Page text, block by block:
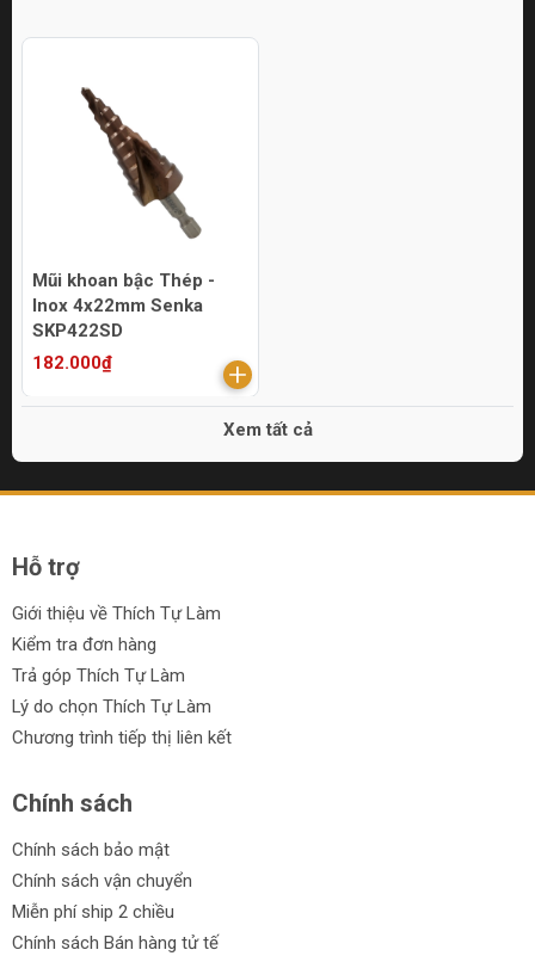
Mũi khoan bậc Thép -
Inox 4x22mm Senka
SKP422SD
182.000₫
Xem tất cả
Hỗ trợ
Giới thiệu về Thích Tự Làm
Kiểm tra đơn hàng
Trả góp Thích Tự Làm
Lý do chọn Thích Tự Làm
Chương trình tiếp thị liên kết
Chính sách
Chính sách bảo mật
Chính sách vận chuyển
Miễn phí ship 2 chiều
Chính sách Bán hàng tử tế